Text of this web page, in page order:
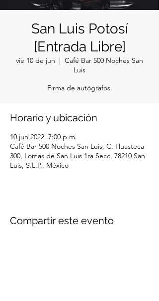
San Luis Potosí
[Entrada Libre]
vie 10 de jun
  |
Café Bar 500 Noches San
Luis
Firma de autógrafos.
Horario y ubicación
10 jun 2022, 7:00 p.m.
Café Bar 500 Noches San Luis, C. Huasteca
300, Lomas de San Luis 1ra Secc, 78210 San
Luis, S.L.P., México
Compartir este evento